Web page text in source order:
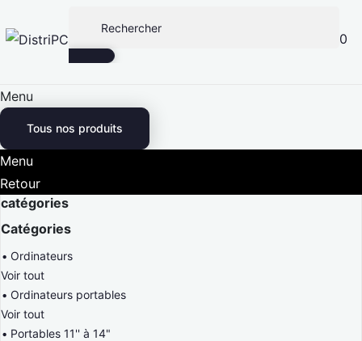
0
Menu
Tous nos produits
Menu
Retour
catégories
Catégories
Ordinateurs
Voir tout
Ordinateurs portables
Voir tout
Portables 11'' à 14"